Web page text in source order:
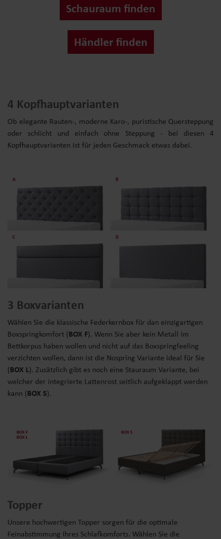
Schauraum finden
Händler finden
4 Kopfhauptvarianten
Ob elegante Rauten-, moderne Karo-, puristische Quersteppung
oder schlicht und einfach ohne Steppung - bei diesen 4
Kopfhauptvarianten ist für jeden Geschmack etwas dabei.
3 Boxvarianten
Wählen Sie die klassische Federkernbox für dan einzigartigen
Boxspringkomfort (BOX F). Wenn Sie aber kein Metall im
Bettkorpus haben wollen und nicht auf das Boxspringfeeling
verzichten wollen, dann ist die Nospring Variante ideal für Sie
(BOX L). Zusätzlich gibt es noch eine Stauraum Variante, bei
welcher der integrierte Lattenrost seitlich aufgeklappt werden
kann (BOX S).
Topper
Unsere hochwertigen Topper sorgen für die optimale
Feinabstimmung Ihres Schlafkomforts. Wählen Sie die